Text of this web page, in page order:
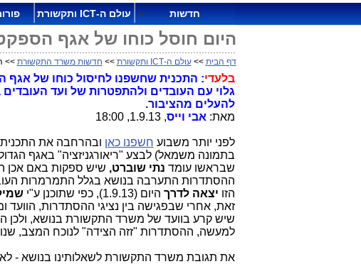
חדשות עולם ה-ICT ותקשורת
היום חוסל כוחו של אגף
דף הבית >>עולם ה-ICT ותקשורת >> חדשות משרד התקשורת >>
בלעדי: התכנית שחשפנו לחיסול כוחו של
גלוי עם העובדים ולהתפטרות של ועד
להעלים מהציבור.
מאת: אבי וייס, 1.9.13, 18:00
לפני יותר משבוע חשפנו כאן ובהרחבה את
בתמונה משמאל) לבצע "ריאורגניזציה" באגף
שבראשו עומד נתי שוברט, שיש ספקות באם אכן
ההסתדרות התערבה בנושא בגלל התמרמרות
הזו יצאה לדרך היום (1.9.13), כפי שתוכנן ע"י
זאת, אחרי שבפגישה בין נציגי ההסתדרות, הוועד
שיש קרע בוועד של משרד התקשורת בנושא, ולכן
למעשה, ההסתדרות "זזה הצידה" לנוכח המצב,
את תגובת משרד התקשורת לשאלותינו בנושא - לא